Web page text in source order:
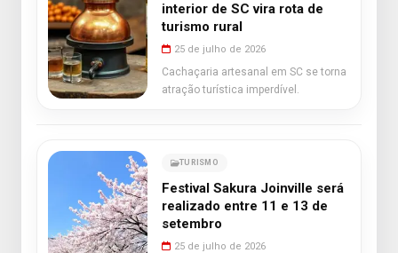
interior de SC vira rota de
turismo rural
25 de julho de 2026
Cachaçaria artesanal em SC se torna
atração turística imperdível.
TURISMO
Festival Sakura Joinville será
realizado entre 11 e 13 de
setembro
25 de julho de 2026